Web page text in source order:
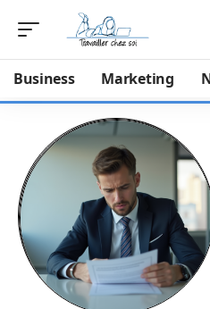
Business Marketing